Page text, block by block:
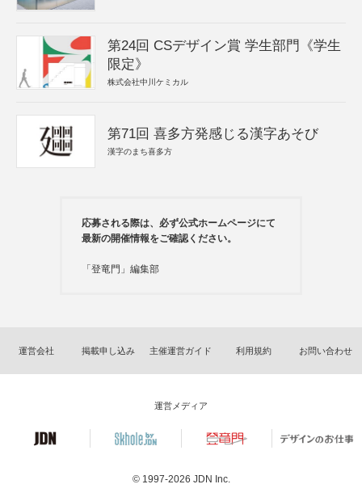
第24回 CSデザイン賞 学生部門《学生
限定》
株式会社中川ケミカル
第71回 喜多方発感じる漢字あそび
漢字のまち喜多方
応募される際は、必ず公式ホームページにて
最新の開催情報をご確認ください。
「登竜門」編集部
運営会社 掲載申し込み 主催運営ガイド 利用規約 お問い合わせ
運営メディア
© 1997-2026 JDN Inc.